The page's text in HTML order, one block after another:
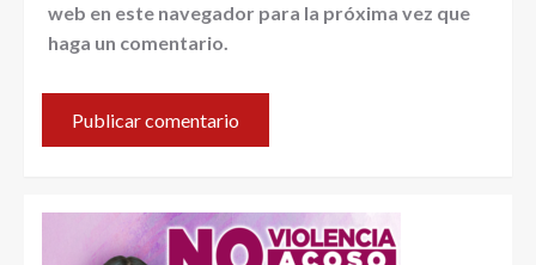
web en este navegador para la próxima vez que
haga un comentario.